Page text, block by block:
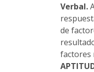
Verbal.
de
factores